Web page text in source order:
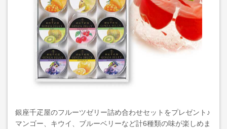
銀座千疋屋のフルーツゼリー詰め合わせセットをプレゼント♪
マンゴー、キウイ、ブルーベリーなど計6種類の味が楽しめま